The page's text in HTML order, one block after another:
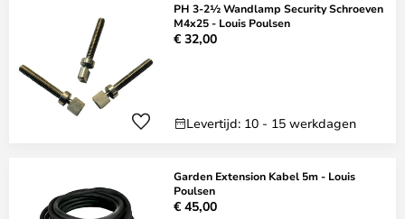
PH 3-2½ Wandlamp Security Schroeven
M4x25 - Louis Poulsen
€ 32,00
Levertijd: 10 - 15 werkdagen
Garden Extension Kabel 5m - Louis
Poulsen
€ 45,00